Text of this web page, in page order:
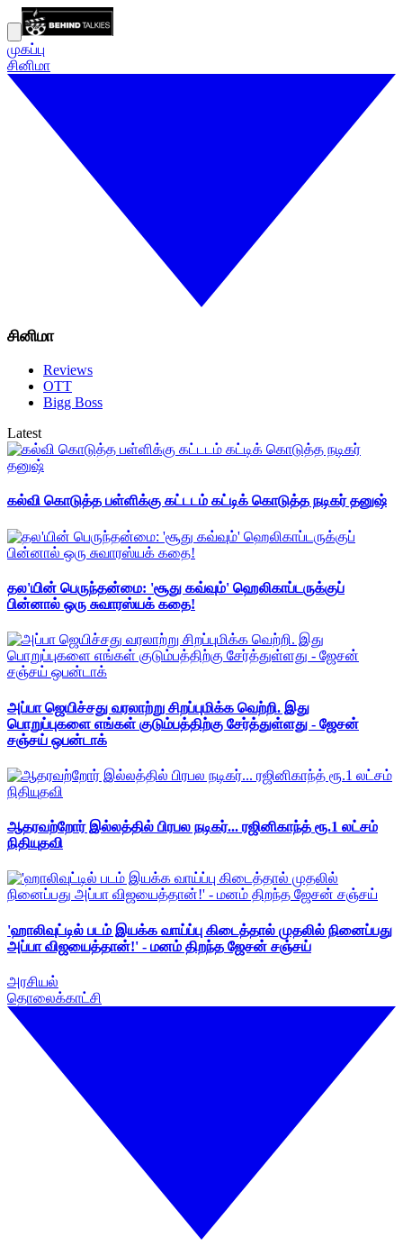
முகப்பு
சினிமா
சினிமா
Reviews
OTT
Bigg Boss
Latest
கல்வி கொடுத்த பள்ளிக்கு கட்டடம் கட்டிக் கொடுத்த நடிகர் தனுஷ்
தல'யின் பெருந்தன்மை: 'சூது கவ்வும்' ஹெலிகாப்டருக்குப்
பின்னால் ஒரு சுவாரஸ்யக் கதை!
அப்பா ஜெயிச்சது வரலாற்று சிறப்புமிக்க வெற்றி. இது
பொறுப்புகளை எங்கள் குடும்பத்திற்கு சேர்த்துள்ளது - ஜேசன்
சஞ்சய் ஒபன்டாக்
ஆதரவற்றோர் இல்லத்தில் பிரபல நடிகர்... ரஜினிகாந்த் ரூ.1 லட்சம்
நிதியுதவி
'ஹாலிவுட்டில் படம் இயக்க வாய்ப்பு கிடைத்தால் முதலில் நினைப்பது
அப்பா விஜயைத்தான்!' - மனம் திறந்த ஜேசன் சஞ்சய்
அரசியல்
தொலைக்காட்சி